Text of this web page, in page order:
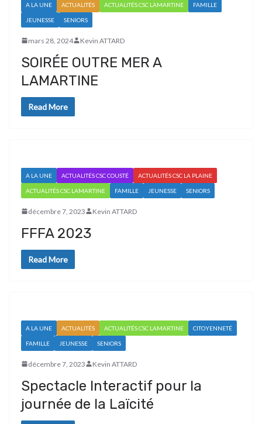
A LA UNE ACTUALITÉS ACTUALITÉS CSC LAMARTINE FAMILLE
JEUNESSE SENIORS
mars 28, 2024 Kevin ATTARD
SOIRÉE OUTRE MER A
LAMARTINE
Read More
A LA UNE ACTUALITÉS CSC COUSTÉ ACTUALITÉS CSC LA PLAINE
ACTUALITÉS CSC LAMARTINE FAMILLE JEUNESSE SENIORS
décembre 7, 2023 Kevin ATTARD
FFFA 2023
Read More
A LA UNE ACTUALITÉS ACTUALITÉS CSC LAMARTINE CITOYENNETÉ
FAMILLE JEUNESSE SENIORS
décembre 7, 2023 Kevin ATTARD
Spectacle Interactif pour la
journée de la Laïcité